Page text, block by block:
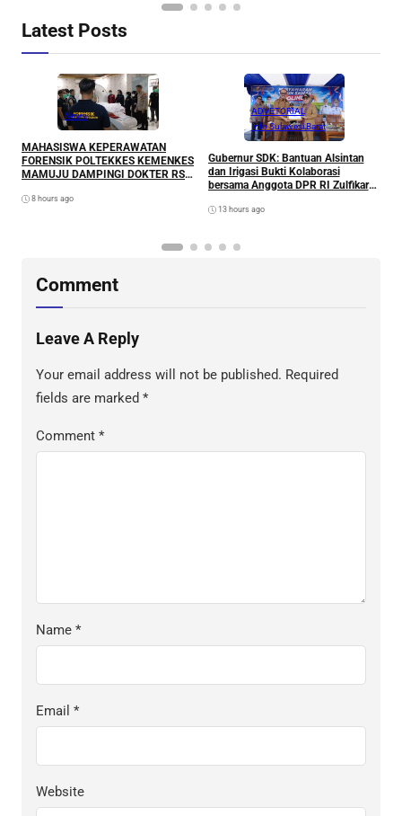
Latest Posts
News
MAHASISWA KEPERAWATAN
FORENSIK POLTEKKES KEMENKES
MAMUJU DAMPINGI DOKTER RS
JENAZAH MATI WAJAR
8 hours ago
ADVETORIAL
Info Sulawesi Barat
Gubernur SDK: Bantuan Alsintan
dan Irigasi Bukti Kolaborasi
bersama Anggota DPR RI Zulfikar
13 hours ago
Comment
Leave A Reply
Your email address will not be published. Required
fields are marked *
Comment *
Name *
Email *
Website